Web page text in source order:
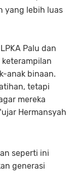
yang lebih luas
Palu dan
keterampilan
anak binaan.
tetapi
mereka
Hermansyah
seperti ini
generasi